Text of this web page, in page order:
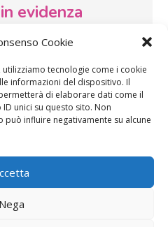
Cookie
tecnologie come i cookie
informazioni del dispositivo. Il
di elaborare dati come il
unici su questo sito. Non
influire negativamente su alcune
Nega
evidenza
SOS Pediatra